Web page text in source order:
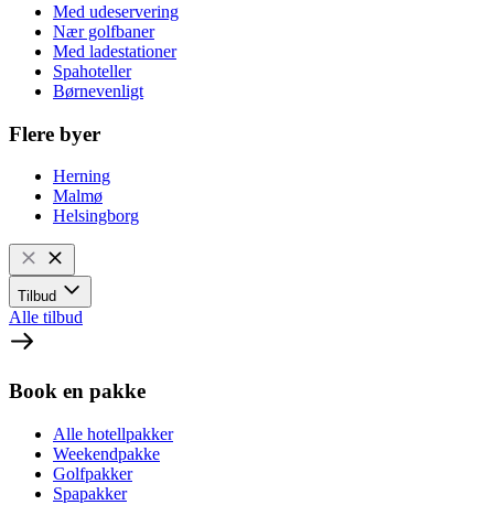
Med udeservering
Nær golfbaner
Med ladestationer
Spahoteller
Børnevenligt
Flere byer
Herning
Malmø
Helsingborg
Tilbud
Alle tilbud
Book en pakke
Alle hotellpakker
Weekendpakke
Golfpakker
Spapakker